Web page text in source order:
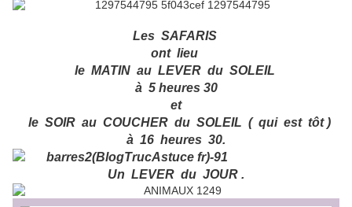
Les SAFARIS
ont lieu
le MATIN au LEVER du SOLEIL
à 5 heures 30
et
le SOIR au COUCHER du SOLEIL ( qui est tôt )
à 16 heures 30.
Un LEVER du JOUR .